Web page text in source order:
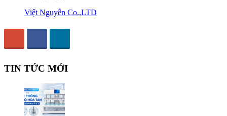
Việt Nguyễn Co.,LTD
TIN TỨC MỚI